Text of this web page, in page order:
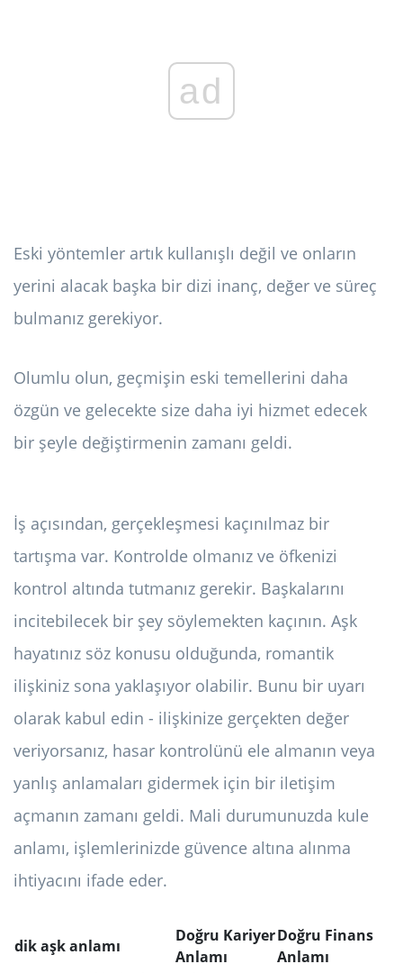
ad
Eski yöntemler artık kullanışlı değil ve onların
yerini alacak başka bir dizi inanç, değer ve süreç
bulmanız gerekiyor.
Olumlu olun, geçmişin eski temellerini daha
özgün ve gelecekte size daha iyi hizmet edecek
bir şeyle değiştirmenin zamanı geldi.
İş açısından, gerçekleşmesi kaçınılmaz bir
tartışma var. Kontrolde olmanız ve öfkenizi
kontrol altında tutmanız gerekir. Başkalarını
incitebilecek bir şey söylemekten kaçının. Aşk
hayatınız söz konusu olduğunda, romantik
ilişkiniz sona yaklaşıyor olabilir. Bunu bir uyarı
olarak kabul edin - ilişkinize gerçekten değer
veriyorsanız, hasar kontrolünü ele almanın veya
yanlış anlamaları gidermek için bir iletişim
açmanın zamanı geldi. Mali durumunuzda kule
anlamı, işlemlerinizde güvence altına alınma
ihtiyacını ifade eder.
dik aşk anlamı
Doğru Kariyer
Anlamı
Doğru Finans
Anlamı